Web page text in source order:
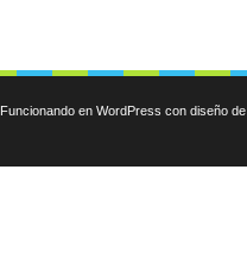
Funcionando en WordPress con diseño de